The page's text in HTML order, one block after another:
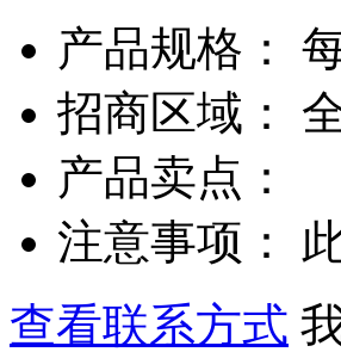
产品规格：
招商区域：
产品卖点：
注意事项：
查看联系方式